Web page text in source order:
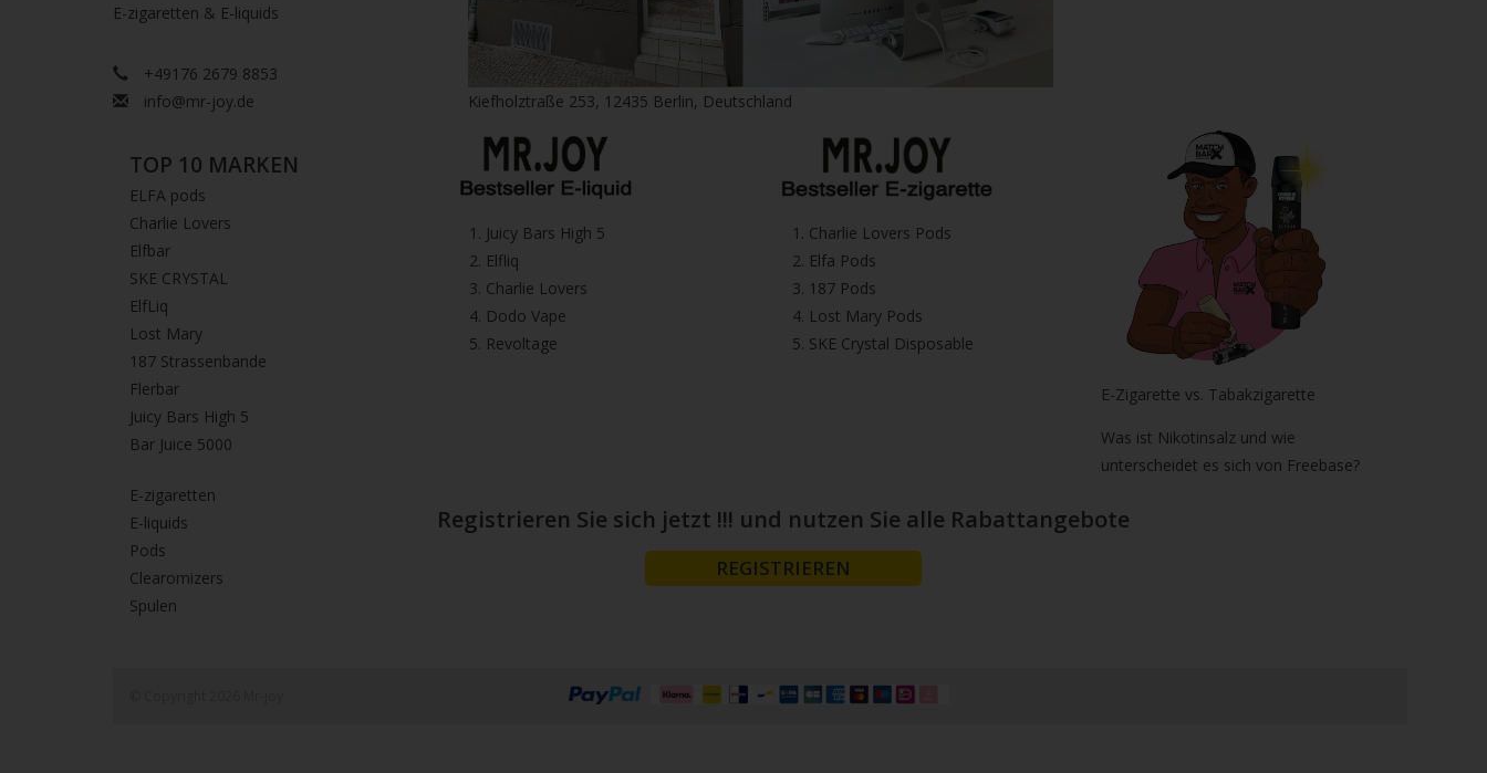
E-zigaretten & E-liquids
+49176 2679 8853
info@mr-joy.de
Kiefholztraße 253, 12435 Berlin, Deutschland
E-zigaretten
E-liquids
Pods
Clearomizers
Spulen
TOP 10 MARKEN
ELFA pods
Charlie Lovers
Elfbar
SKE CRYSTAL
ElfLiq
Lost Mary
187 Strassenbande
Flerbar
Juicy Bars High 5
Bar Juice 5000
1.⁠ ⁠Juicy Bars High 5
2.⁠ ⁠⁠Elfliq
3.⁠ ⁠⁠Charlie Lovers
4.⁠ ⁠⁠Dodo Vape
5. ⁠Revoltage
1.⁠ ⁠Charlie Lovers Pods
2.⁠ ⁠⁠Elfa Pods
3.⁠ ⁠⁠187 Pods
4.⁠ ⁠⁠Lost Mary Pods
5.⁠ ⁠⁠SKE Crystal Disposable
E-Zigarette vs. Tabakzigarette
Was ist Nikotinsalz und wie
unterscheidet es sich von Freebase?
Registrieren Sie sich jetzt !!! und nutzen Sie alle Rabattangebote
REGISTRIEREN